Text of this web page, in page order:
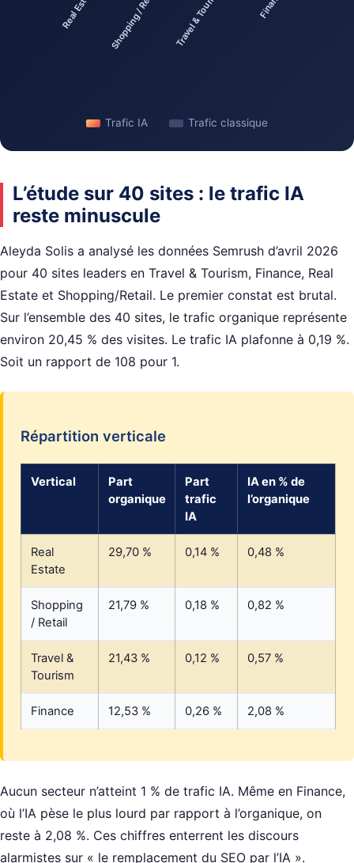
Shopping / Retail Travel & Tourism
Trafic IA Trafic classique
L’étude sur 40 sites : le trafic IA
reste minuscule
Aleyda Solis a analysé les données Semrush d’avril 2026
pour 40 sites leaders en Travel & Tourism, Finance, Real
Estate et Shopping/Retail. Le premier constat est brutal.
Sur l’ensemble des 40 sites, le trafic organique représente
environ 20,45 % des visites. Le trafic IA plafonne à 0,19 %.
Soit un rapport de 108 pour 1.
Répartition verticale
Vertical
Part
organique
Part
trafic
IA
IA en % de
l’organique
Real
Estate
29,70 % 0,14 % 0,48 %
Shopping
/ Retail
21,79 % 0,18 % 0,82 %
Travel &
Tourism
21,43 % 0,12 % 0,57 %
Finance 12,53 % 0,26 % 2,08 %
Aucun secteur n’atteint 1 % de trafic IA. Même en Finance,
où l’IA pèse le plus lourd par rapport à l’organique, on
reste à 2,08 %. Ces chiffres enterrent les discours
alarmistes sur « le remplacement du SEO par l’IA ».